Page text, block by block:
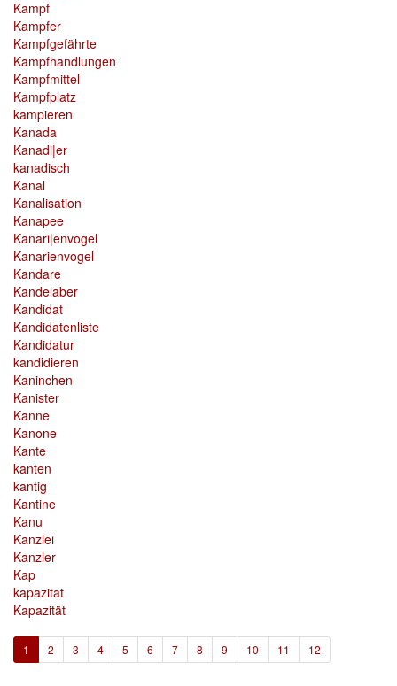
Kampf
Kampfer
Kampfgefährte
Kampfhandlungen
Kampfmittel
Kampfplatz
kampieren
Kanada
Kanadi|er
kanadisch
Kanal
Kanalisation
Kanapee
Kanari|envogel
Kanarienvogel
Kandare
Kandelaber
Kandidat
Kandidatenliste
Kandidatur
kandidieren
Kaninchen
Kanister
Kanne
Kanone
Kante
kanten
kantig
Kantine
Kanu
Kanzlei
Kanzler
Kap
kapazitat
Kapazität
1 (current)
2 3 4 5 6 7 8 9 10 11 12